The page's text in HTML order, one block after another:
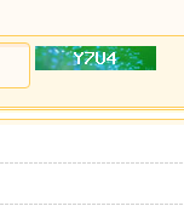
法則
及其選定法